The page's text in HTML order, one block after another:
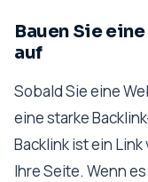
Bauen Sie
auf
Sobald Sie eine
eine starke
Backlink ist ein
Ihre Seite. Wenn